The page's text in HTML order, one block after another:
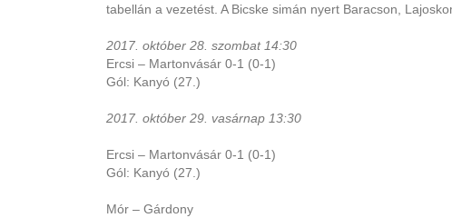
tabellán a vezetést. A Bicske simán nyert Baracson,
2017. október 28. szombat 14:30
Ercsi – Martonvásár 0-1 (0-1)
Gól: Kanyó (27.)
2017. október 29. vasárnap 13:30
Ercsi – Martonvásár 0-1 (0-1)
Gól: Kanyó (27.)
Mór – Gárdony